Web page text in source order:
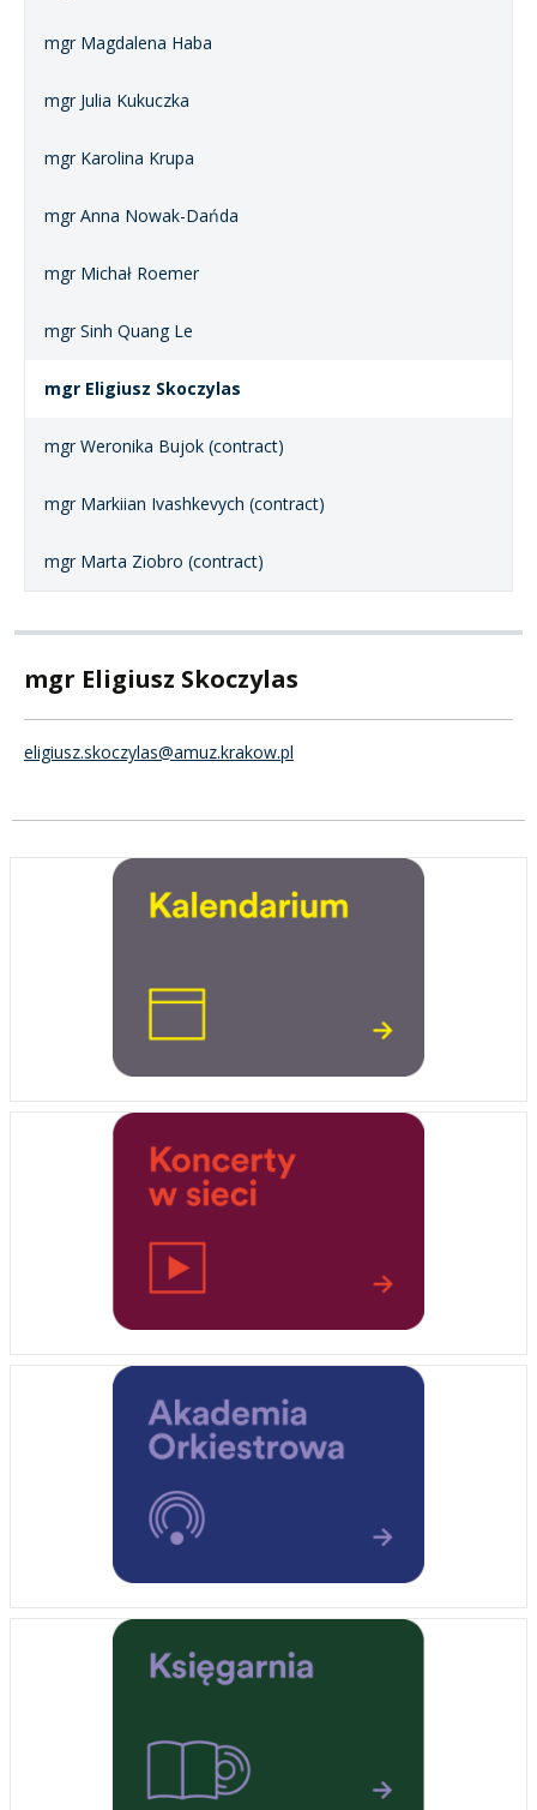
mgr Magdalena Haba
mgr Julia Kukuczka
mgr Karolina Krupa
mgr Anna Nowak-Dańda
mgr Michał Roemer
mgr Sinh Quang Le
mgr Eligiusz Skoczylas
mgr Weronika Bujok (contract)
mgr Markiian Ivashkevych (contract)
mgr Marta Ziobro (contract)
mgr Eligiusz Skoczylas
eligiusz.skoczylas@amuz.krakow.pl